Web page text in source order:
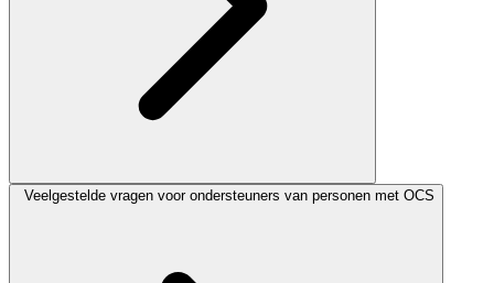
Veelgestelde vragen voor ondersteuners van personen met OCS